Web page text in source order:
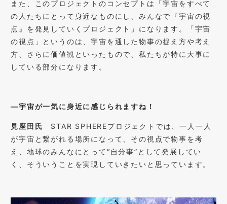
また、このプロジェクトのコンセプトは「宇宙をすべて
の人たちにとって身近なものにし、みんなで『宇宙の視
点』を発見していくプロジェクト」になります。「宇宙
の視点」というのは、宇宙を通した物事の捉え方や考え
方、さらに価値観といったもので、私たちが特に大事に
している部分になります。
―宇宙が一気に身近に感じられますね！
見座田氏 STAR SPHEREプロジェクトでは、一人一人
が宇宙と繋がれる場所になって、その視点で物事を考
え、地球のみんなにとって “ 自分事” として発展してい
く、そういうことを実現していきたいと思っています。